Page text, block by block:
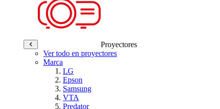
Proyectores
Ver todo en proyectores
Marca
LG
Epson
Samsung
VTA
Predator